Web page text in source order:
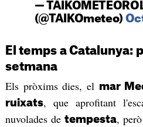
—
(@TAIKOmeteo)
El temps a Catalunya:
setmana
Els pròxims dies, el mar
ruixats, que aprofitant
nuvolades detempesta,